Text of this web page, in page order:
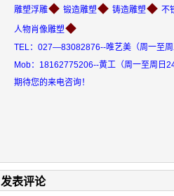
雕塑浮雕◆ 锻造雕塑◆ 铸造雕塑◆ 不
人物肖像雕塑◆
TEL：027—83082876--唯艺美（周一至
Mob：18162775206--黄工（周一至周日24
期待您的来电咨询！
发表评论